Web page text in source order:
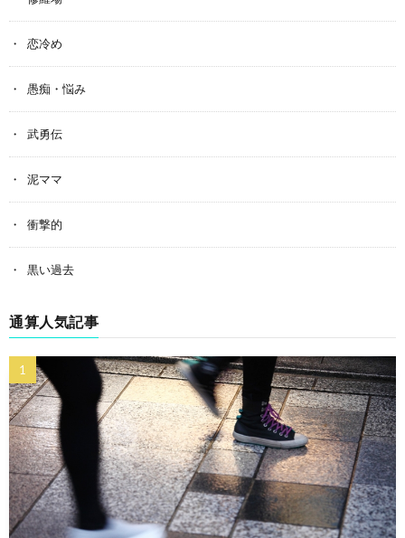
恋冷め
愚痴・悩み
武勇伝
泥ママ
衝撃的
黒い過去
通算人気記事